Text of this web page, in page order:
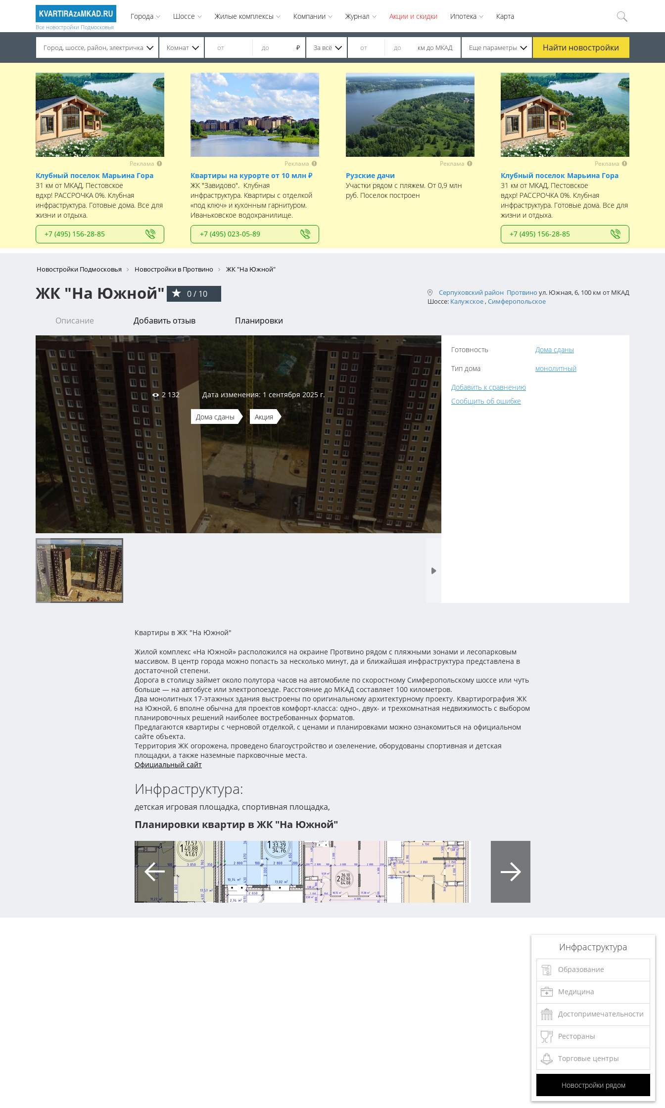
Все новостройки Подмосковья
Города Шоссе Жилые комплексы Компании Журнал Акции и скидки Ипотека Карта
Город, шоссе, район, электричка Комнат ₽ За всё км до МКАД Еще параметры Найти новостройки
Реклама
Клубный поселок Марьина Гора
31 км от МКАД, Пестовское
вдхр! РАССРОЧКА 0%. Клубная
инфраструктура. Готовые дома. Все для
жизни и отдыха.
+7 (495) 156-28-85
Реклама
Квартиры на курорте от 10 млн ₽
ЖК "Завидово". Клубная
инфраструктура. Квартиры с отделкой
«под ключ» и кухонным гарнитуром.
Иваньковское водохранилище.
+7 (495) 023-05-89
Реклама
Рузские дачи
Участки рядом с пляжем. От 0,9 млн
руб. Поселок построен
Реклама
Клубный поселок Марьина Гора
31 км от МКАД, Пестовское
вдхр! РАССРОЧКА 0%. Клубная
инфраструктура. Готовые дома. Все для
жизни и отдыха.
+7 (495) 156-28-85
Новостройки Подмосковья Новостройки в Протвино ЖК "На Южной"
ЖК "На Южной" 0 / 10 Серпуховский район Протвино ул. Южная, 6, 100 км от МКАД
Шоссе: Калужское ,Симферопольское
Описание Добавить отзыв Планировки
2 132 Дата изменения: 1 сентября 2025 г.
Дома сданы Акция
Готовность
Дома сданы
Тип дома
монолитный
Добавить к сравнению
Сообщить об ошибке
Квартиры в ЖК "На Южной"
Жилой комплекс «На Южной» расположился на окраине Протвино рядом с пляжными зонами и лесопарковым
массивом. В центр города можно попасть за несколько минут, да и ближайшая инфраструктура представлена в
достаточной степени.
Дорога в столицу займет около полутора часов на автомобиле по скоростному Симферопольскому шоссе или чуть
больше — на автобусе или электропоезде. Расстояние до МКАД составляет 100 километров.
Два монолитных 17-этажных здания выстроены по оригинальному архитектурному проекту. Квартирография ЖК
на Южной, 6 вполне обычна для проектов комфорт-класса: одно-, двух- и трехкомнатная недвижимость с выбором
планировочных решений наиболее востребованных форматов.
Предлагаются квартиры с черновой отделкой, с ценами и планировками можно ознакомиться на официальном
сайте объекта.
Территория ЖК огорожена, проведено благоустройство и озеленение, оборудованы спортивная и детская
площадки, а также наземные парковочные места.
Официальный сайт
Инфраструктура:
детская игровая площадка, спортивная площадка,
Планировки квартир в ЖК "На Южной"
Инфраструктура
Образование
Медицина
Достопримечательности
Рестораны
Торговые центры
Новостройки рядом